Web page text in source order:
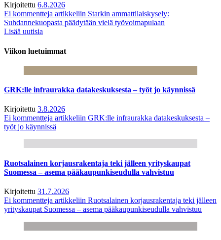
Kirjoitettu 6.8.2026
Ei kommentteja artikkeliin Starkin ammattilaiskysely:
Suhdannekuopasta päädytään vielä työvoimapulaan
Lisää uutisia
Viikon luetuimmat
GRK:lle infraurakka datakeskuksesta – työt jo käynnissä
Kirjoitettu 3.8.2026
Ei kommentteja artikkeliin GRK:lle infraurakka datakeskuksesta –
työt jo käynnissä
Ruotsalainen korjausrakentaja teki jälleen yrityskaupat
Suomessa – asema pääkaupunkiseudulla vahvistuu
Kirjoitettu 31.7.2026
Ei kommentteja artikkeliin Ruotsalainen korjausrakentaja teki jälleen
yrityskaupat Suomessa – asema pääkaupunkiseudulla vahvistuu